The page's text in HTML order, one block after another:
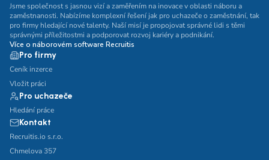
Jsme společnost s jasnou vizí a zaměřením na inovace v oblasti náboru a
zaměstnanosti. Nabízíme komplexní řešení jak pro uchazeče o zaměstnání, tak
pro firmy hledající nové talenty. Naší misí je propojovat správné lidi s těmi
správnými příležitostmi a podporovat rozvoj kariéry a podnikání.
Více o náborovém software Recruitis
Pro firmy
Ceník inzerce
Vložit práci
Pro uchazeče
Hledání práce
Kontakt
Recruitis.io s.r.o.
Chmelova 357